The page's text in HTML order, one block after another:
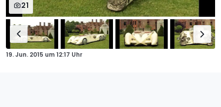
21
19. Jun. 2015 um12:17 Uhr